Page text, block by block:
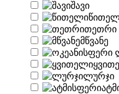
შავი
თეთრი
მწვანე
ლურჯი